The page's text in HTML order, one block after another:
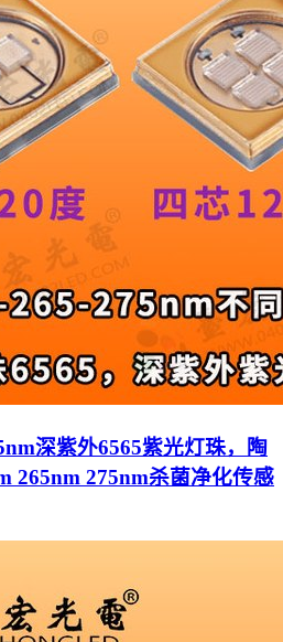
深紫外6565紫光灯珠，陶
265nm 275nm杀菌净化传感